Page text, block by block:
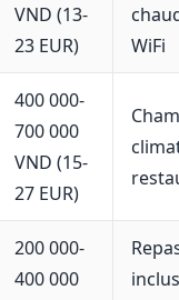
VND (13-
23 EUR)
WiFi
400 000-
700 000
VND (15-
27 EUR)
200 000-
400 000